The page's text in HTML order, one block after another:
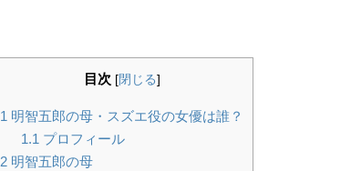
目次 [閉じる]
1 明智五郎の母・スズエ役の女優は誰？
1.1 プロフィール
2 明智五郎の母